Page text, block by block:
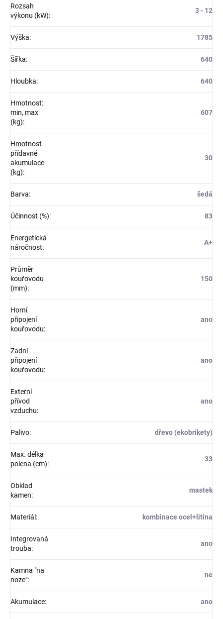
Rozsah
výkonu (kW):
3 - 12
Výška: 1785
Šířka: 640
Hloubka: 640
Hmotnost:
min, max
(kg):
607
Hmotnost
přídavné
akumulace
(kg):
30
Barva: šedá
Účinnost (%): 83
Energetická
náročnost:
A+
Průměr
kouřovodu
(mm):
150
Horní
připojení
kouřovodu:
ano
Zadní
připojení
kouřovodu:
ano
Externí
přívod
vzduchu:
ano
Palivo: dřevo (ekobrikety)
Max. délka
polena (cm):
33
Obklad
kamen:
mastek
Materiál : kombinace ocel+litina
Integrovaná
trouba:
ano
Kamna "na
noze":
ne
Akumulace: ano